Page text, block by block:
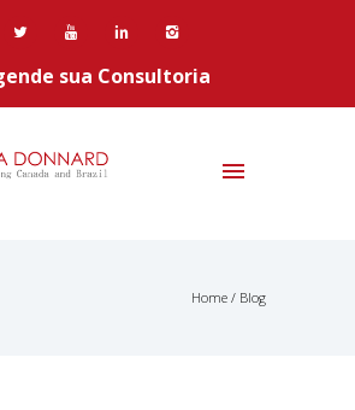
sua Consultoria
Home / Blog